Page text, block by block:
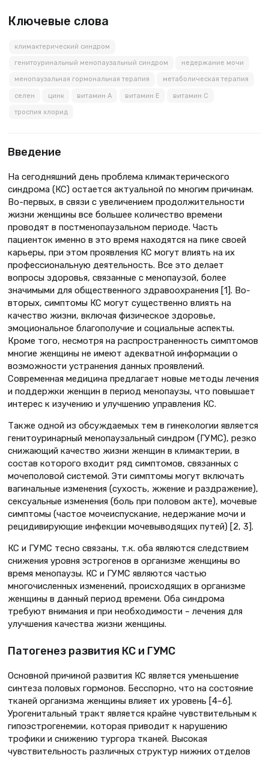
Ключевые слова
климактерический синдром
генитоуринальный менопаузальный синдром недержание мочи
менопаузальная гормональная терапия метаболическая терапия
селен цинк витамин А витамин Е витамин С
троспия хлорид
Введение
На сегодняшний день проблема климактерического
синдрома (КС) остается актуальной по многим причинам.
Во-первых, в связи с увеличением продолжительности
жизни женщины все большее количество времени
проводят в постменопаузальном периоде. Часть
пациенток именно в это время находятся на пике своей
карьеры, при этом проявления КС могут влиять на их
профессиональную деятельность. Все это делает
вопросы здоровья, связанные с менопаузой, более
значимыми для общественного здравоохранения [1]. Во-
вторых, симптомы КС могут существенно влиять на
качество жизни, включая физическое здоровье,
эмоциональное благополучие и социальные аспекты.
Кроме того, несмотря на распространенность симптомов
многие женщины не имеют адекватной информации о
возможности устранения данных проявлений.
Современная медицина предлагает новые методы лечения
и поддержки женщин в период менопаузы, что повышает
интерес к изучению и улучшению управления КС.
Также одной из обсуждаемых тем в гинекологии является
генитоуринарный менопаузальный синдром (ГУМС), резко
снижающий качество жизни женщин в климактерии, в
состав которого входит ряд симптомов, связанных с
мочеполовой системой. Эти симптомы могут включать
вагинальные изменения (сухость, жжение и раздражение),
сексуальные изменения (боль при половом акте), мочевые
симптомы (частое мочеиспускание, недержание мочи и
рецидивирующие инфекции мочевыводящих путей) [2, 3].
КС и ГУМС тесно связаны, т.к. оба являются следствием
снижения уровня эстрогенов в организме женщины во
время менопаузы. КС и ГУМС являются частью
многочисленных изменений, происходящих в организме
женщины в данный период времени. Оба синдрома
требуют внимания и при необходимости – лечения для
улучшения качества жизни женщины.
Патогенез развития КС и ГУМС
Основной причиной развития КС является уменьшение
синтеза половых гормонов. Бесспорно, что на состояние
тканей организма женщины влияет их уровень [4–6].
Урогенитальный тракт является крайне чувствительным к
гипоэстрогенемии, которая приводит к нарушению
трофики и снижению тургора тканей. Высокая
чувствительность различных структур нижних отделов